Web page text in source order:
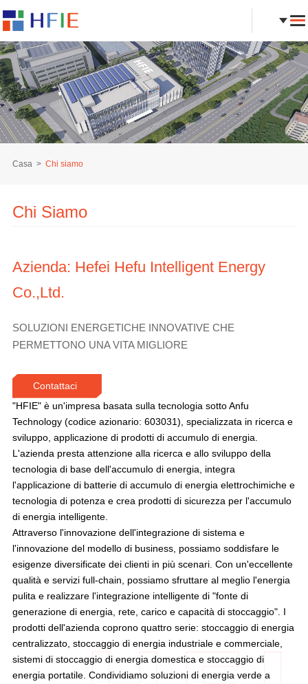
Casa Chi siamo
Chi Siamo
Azienda: Hefei Hefu Intelligent Energy
Co.,Ltd.
SOLUZIONI ENERGETICHE INNOVATIVE CHE
PERMETTONO UNA VITA MIGLIORE
Contattaci
"HFIE" è un'impresa basata sulla tecnologia sotto Anfu
Technology (codice azionario: 603031), specializzata in ricerca e
sviluppo, applicazione di prodotti di accumulo di energia.
L'azienda presta attenzione alla ricerca e allo sviluppo della
tecnologia di base dell'accumulo di energia, integra
l'applicazione di batterie di accumulo di energia elettrochimiche e
tecnologia di potenza e crea prodotti di sicurezza per l'accumulo
di energia intelligente.
Attraverso l'innovazione dell'integrazione di sistema e
l'innovazione del modello di business, possiamo soddisfare le
esigenze diversificate dei clienti in più scenari. Con un'eccellente
qualità e servizi full-chain, possiamo sfruttare al meglio l'energia
pulita e realizzare l'integrazione intelligente di "fonte di
generazione di energia, rete, carico e capacità di stoccaggio". I
prodotti dell'azienda coprono quattro serie: stoccaggio di energia
centralizzato, stoccaggio di energia industriale e commerciale,
sistemi di stoccaggio di energia domestica e stoccaggio di
energia portatile. Condividiamo soluzioni di energia verde a